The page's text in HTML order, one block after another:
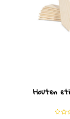
Houten